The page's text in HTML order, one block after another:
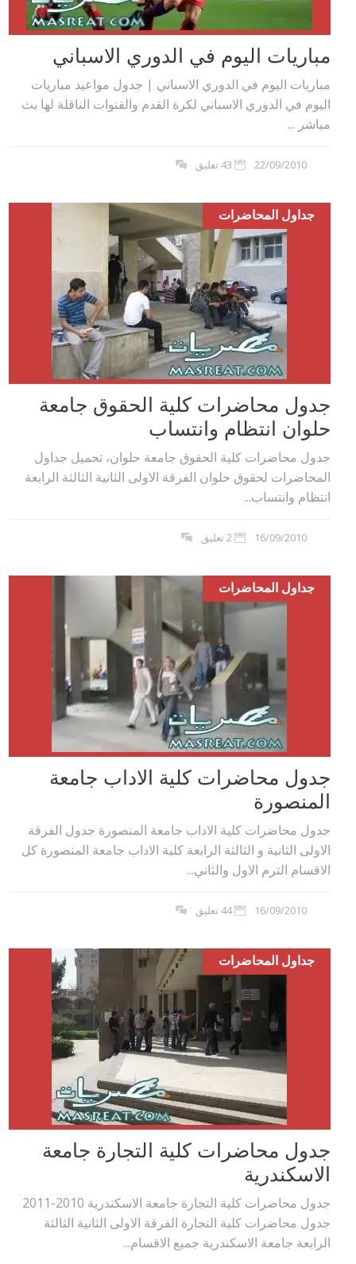
مباريات اليوم في الدوري الاسباني
مباريات اليوم في الدوري الاسباني | جدول مواعيد مباريات
اليوم في الدوري الاسباني لكرة القدم والقنوات الناقلة لها بث
مباشر ...
22/09/2010 43 تعليق
جداول المحاضرات
جدول محاضرات كلية الحقوق جامعة
حلوان انتظام وانتساب
جدول محاضرات كلية الحقوق جامعة حلوان، تحميل جداول
المحاضرات لحقوق حلوان الفرقة الاولى الثانية الثالثة الرابعة
انتظام وانتساب...
16/09/2010 2 تعليق
جداول المحاضرات
جدول محاضرات كلية الاداب جامعة
المنصورة
جدول محاضرات كلية الاداب جامعة المنصورة جدول الفرقة
الاولى الثانية و الثالثة الرابعة كلية الاداب جامعة المنصورة كل
الاقسام الترم الاول والثاني...
16/09/2010 44 تعليق
جداول المحاضرات
جدول محاضرات كلية التجارة جامعة
الاسكندرية
جدول محاضرات كلية التجارة جامعة الاسكندرية 2010-2011
جدول محاضرات كلية التجارة الفرقة الاولى الثانية الثالثة
الرابعة جامعة الاسكندرية جميع الاقسام...